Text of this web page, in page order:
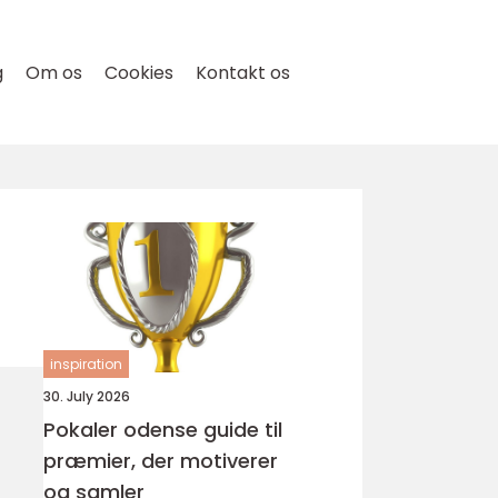
Om os Cookies Kontakt os
inspiration
30. July 2026
Pokaler odense guide til
præmier, der motiverer
og samler